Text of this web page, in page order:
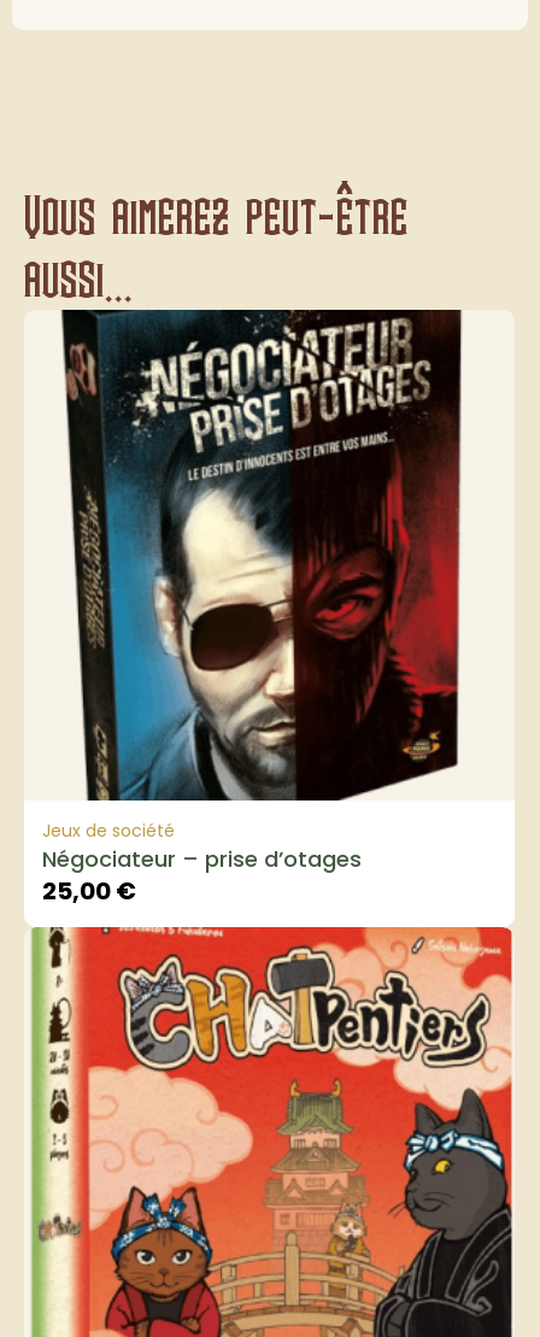
Vous aimerez peut-être
aussi...
Jeux de société
Négociateur – prise d’otages
25,00€